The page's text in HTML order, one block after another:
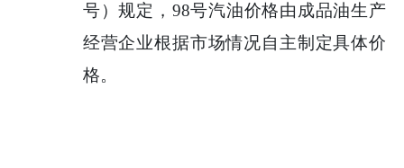
号）规定， 98号汽油价格由成品油生产
经营企业根据市场情况自主制定具体价
格。